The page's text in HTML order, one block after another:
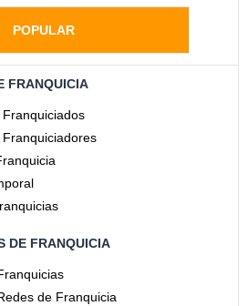
POPULAR
FRANQUICIA
DE FRANQUICIA
de Franquicia